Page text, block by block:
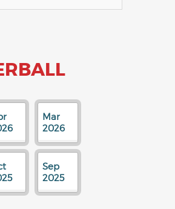
Mar
2026
Sep
2025